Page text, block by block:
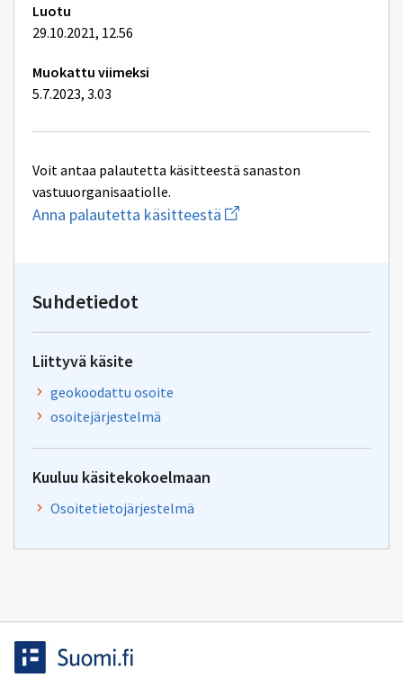
Luotu
29.10.2021, 12.56
Muokattu viimeksi
5.7.2023, 3.03
Voit antaa palautetta käsitteestä sanaston
vastuuorganisaatiolle.
Anna palautetta käsitteestä Aloita
uuden
Suhdetiedot
Liittyvä käsite
geokoodattu osoite
osoitejärjestelmä
Kuuluu käsitekokoelmaan
Osoitetietojärjestelmä